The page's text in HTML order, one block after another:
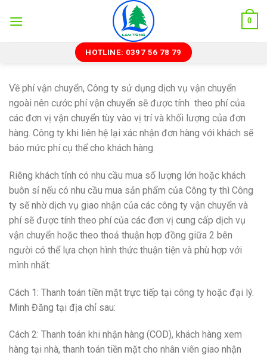
0
HOTLINE: 0397 56 78 79
Về phí vận chuyển, Công ty sử dụng dịch vụ vận chuyển
ngoài nên cước phí vận chuyển sẽ được tính theo phí của
các đơn vị vận chuyển tùy vào vị trí và khối lượng của đơn
hàng. Công ty khi liên hệ lại xác nhận đơn hàng với khách sẽ
báo mức phí cụ thể cho khách hàng.
Riêng khách tỉnh có nhu cầu mua số lượng lớn hoặc khách
buôn sỉ nếu có nhu cầu mua sản phẩm của Công ty thì Công
ty sẽ nhờ dịch vụ giao nhận của các công ty vận chuyển và
phí sẽ được tính theo phí của các đơn vị cung cấp dịch vụ
vận chuyển hoặc theo thoả thuận hợp đồng giữa 2 bên
người có thể lựa chọn hình thức thuận tiện và phù hợp với
mình nhất:
Cách 1: Thanh toán tiền mặt trực tiếp tại công ty hoặc đại lý.
Minh Đăng tại địa chỉ sau:
Cách 2: Thanh toán khi nhận hàng (COD), khách hàng xem
hàng tại nhà, thanh toán tiền mặt cho nhân viên giao nhận